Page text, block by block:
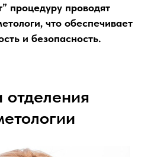
процедуру проводят
что обеспечивает
и безопасность.
отделения